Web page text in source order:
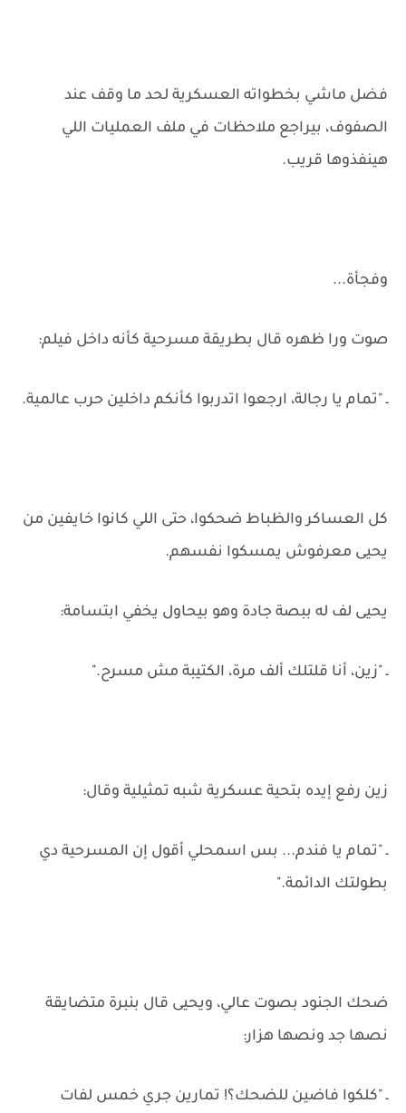
فضل ماشي بخطواته العسكرية لحد ما وقف عند
الصفوف، بيراجع ملاحظات في ملف العمليات اللي
هينفذوها قريب.
وفجأة...
صوت ورا ظهره قال بطريقة مسرحية كأنه داخل فيلم:
ـ "تمام يا رجالة، ارجعوا اتدربوا كأنكم داخلين حرب عالمية.
كل العساكر والظباط ضحكوا، حتى اللي كانوا خايفين من
يحيى معرفوش يمسكوا نفسهم.
يحيى لف له ببصة جادة وهو بيحاول يخفي ابتسامة:
ـ "زين، أنا قلتلك ألف مرة، الكتيبة مش مسرح."
زين رفع إيده بتحية عسكرية شبه تمثيلية وقال:
ـ "تمام يا فندم... بس اسمحلي أقول إن المسرحية دي
بطولتك الدائمة."
ضحك الجنود بصوت عالي، ويحيى قال بنبرة متضايقة
نصها جد ونصها هزار:
ـ "كلكوا فاضين للضحك؟! تمارين جري خمس لفات